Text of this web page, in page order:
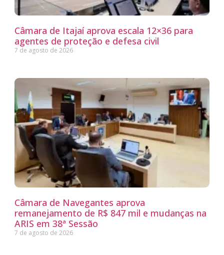
Câmara de Itajaí aprova escala 12×36 para
agentes de proteção e defesa civil
7 de agosto de 2026
Câmara de Navegantes aprova
remanejamento de R$ 847 mil e mudanças na
ARIS em 38ª Sessão
7 de agosto de 2026